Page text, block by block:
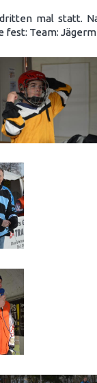
mal statt.
fest: Team: